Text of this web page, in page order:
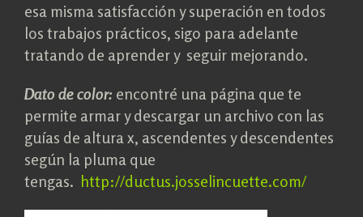
esa misma satisfacción y superación en todos
los trabajos prácticos, sigo para adelante
tratando de aprender y seguir mejorando.
Dato de color: encontré una página que te
permite armar y descargar un archivo con las
guías de altura x, ascendentes y descendentes
según la pluma que
tengas. http://ductus.josselincuette.com/